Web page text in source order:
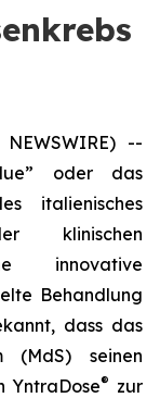
--
oder das
italienisches
klinischen
innovative
Behandlung
dass das
(MdS) seinen
YntraDose® zur